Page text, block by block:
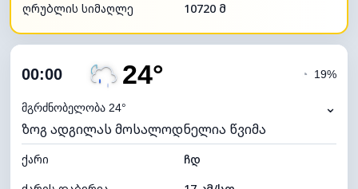
ღრუბლის სიმაღლე 10720 მ
00:00 24°
მგრძნობელობა 24°
◔ 19%
⌄
ზოგ ადგილას მოსალოდნელია წვიმა
ქარი
ჩდ